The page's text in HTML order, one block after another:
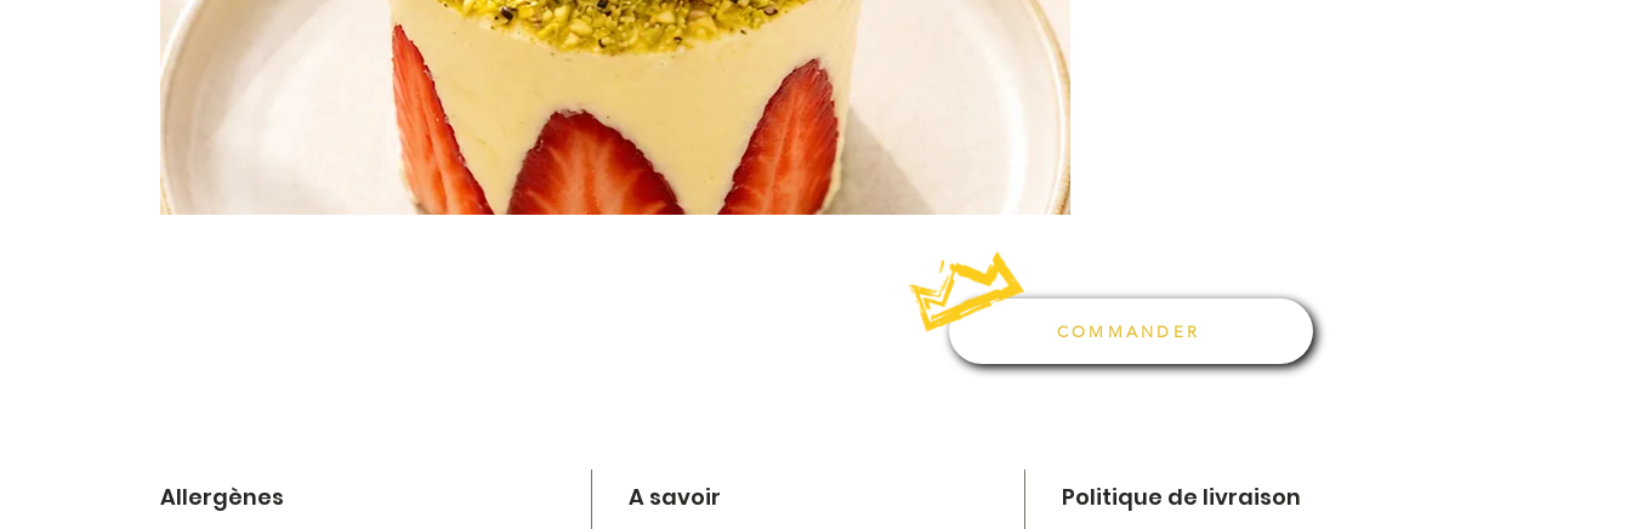
Allergènes A savoir Politique de livraison
COMMANDER